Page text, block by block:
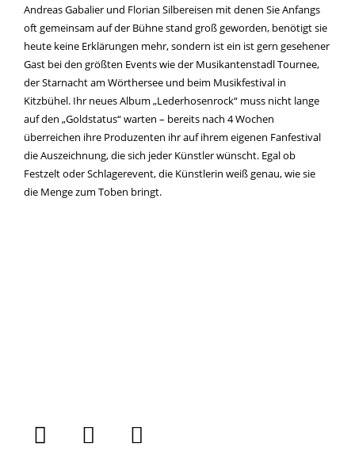
Andreas Gabalier und Florian Silbereisen mit denen Sie Anfangs
oft gemeinsam auf der Bühne stand groß geworden, benötigt sie
heute keine Erklärungen mehr, sondern ist ein ist gern gesehener
Gast bei den größten Events wie der Musikantenstadl Tournee,
der Starnacht am Wörthersee und beim Musikfestival in
Kitzbühel. Ihr neues Album „Lederhosenrock“ muss nicht lange
auf den „Goldstatus“ warten – bereits nach 4 Wochen
überreichen ihre Produzenten ihr auf ihrem eigenen Fanfestival
die Auszeichnung, die sich jeder Künstler wünscht. Egal ob
Festzelt oder Schlagerevent, die Künstlerin weiß genau, wie sie
die Menge zum Toben bringt.